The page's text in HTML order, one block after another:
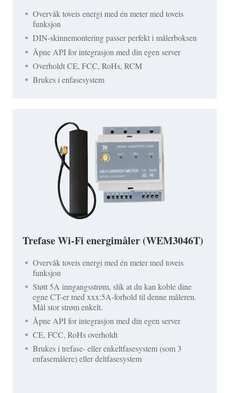
Overvåk toveis energi med én meter med toveis
funksjon
DIN-skinnemontering passer perfekt i målerboksen
Åpne API for integrasjon med din egen server
Overholdt CE, FCC, RoHs, RCM
Brukes i enfasesystem
Trefase Wi-Fi energimåler (WEM3046T)
Overvåk toveis energi med én meter med toveis
funksjon
Støtt 5A inngangsstrøm, slik at du kan koble dine
egne CT-er med xxx:5A-forhold til denne måleren.
Mål stor strøm enkelt.
Åpne API for integrasjon med din egen server
CE, FCC, RoHs overholdt
Brukes i trefase- eller enkeltfasesystem (som 3
enfasemålere) eller deltfasesystem